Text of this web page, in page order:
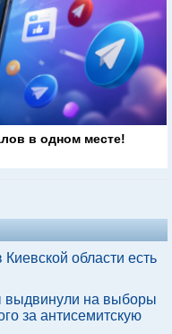
в одном месте!
области есть
выдвинули на выборы
за антисемитскую